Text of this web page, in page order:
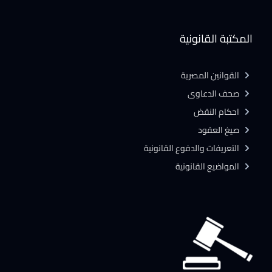
المكتبة القانونية
القوانين المصرية
صحف الدعاوى
احكام النقض
صيغ العقود
التعريفات والدفوع القانونية
المواضيع القانونية